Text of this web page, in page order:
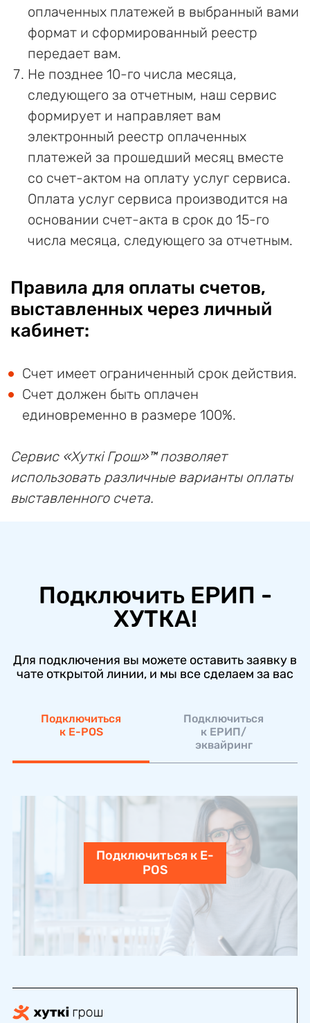
оплаченных платежей в выбранный вами
формат и сформированный реестр
передает вам.
Не позднее 10-го числа месяца,
следующего за отчетным, наш сервис
формирует и направляет вам
электронный реестр оплаченных
платежей за прошедший месяц вместе
со счет-актом на оплату услуг сервиса.
Оплата услуг сервиса производится на
основании счет-акта в срок до 15-го
числа месяца, следующего за отчетным.
Правила для оплаты счетов,
выставленных через личный
кабинет:
Счет имеет ограниченный срок действия.
Счет должен быть оплачен
единовременно в размере 100%.
Сервис «Хуткi Грош»™ позволяет
использовать различные варианты оплаты
выставленного счета.
Подключить ЕРИП -
ХУТКА!
Для подключения вы можете оставить заявку в
чате открытой линии, и мы все сделаем за вас
Подключиться
к E-POS
Подключиться
к ЕРИП/
эквайринг
Подключиться к E-
POS